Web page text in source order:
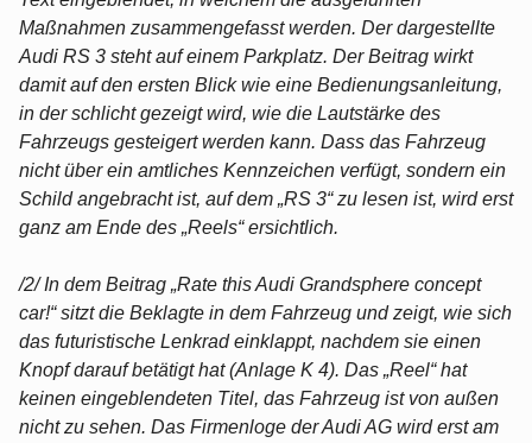
Maßnahmen zusammengefasst werden. Der dargestellte
Audi RS 3 steht auf einem Parkplatz. Der Beitrag wirkt
damit auf den ersten Blick wie eine Bedienungsanleitung,
in der schlicht gezeigt wird, wie die Lautstärke des
Fahrzeugs gesteigert werden kann. Dass das Fahrzeug
nicht über ein amtliches Kennzeichen verfügt, sondern ein
Schild angebracht ist, auf dem „RS 3“ zu lesen ist, wird erst
ganz am Ende des „Reels“ ersichtlich.
/2/ In dem Beitrag „Rate this Audi Grandsphere concept
car!“ sitzt die Beklagte in dem Fahrzeug und zeigt, wie sich
das futuristische Lenkrad einklappt, nachdem sie einen
Knopf darauf betätigt hat (Anlage K 4). Das „Reel“ hat
keinen eingeblendeten Titel, das Fahrzeug ist von außen
nicht zu sehen. Das Firmenloge der Audi AG wird erst am